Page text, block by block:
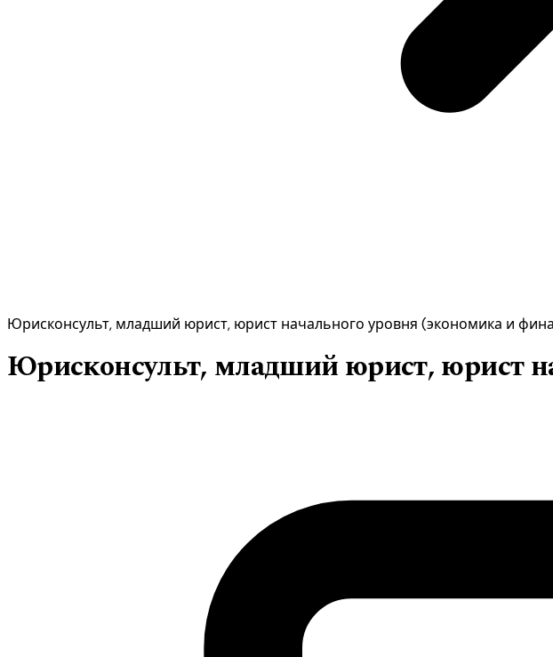
Юрисконсульт, младший юрист, юрист начального уровня (экономика и
Юрисконсульт, младший юрист, юрист